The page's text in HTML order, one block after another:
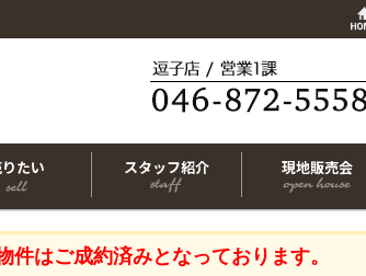
たい スタッフ紹介 現地販売会
件はご成約済みとなっております。